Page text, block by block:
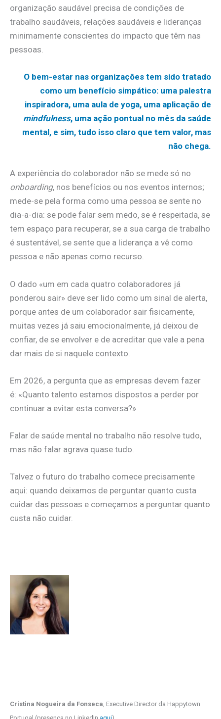
organização saudável precisa de condições de
trabalho saudáveis, relações saudáveis e lideranças
minimamente conscientes do impacto que têm nas
pessoas.
O bem-estar nas organizações tem sido tratado
como um benefício simpático: uma palestra
inspiradora, uma aula de yoga, uma aplicação de
mindfulness, uma ação pontual no mês da saúde
mental, e sim, tudo isso claro que tem valor, mas
não chega.
A experiência do colaborador não se mede só no
onboarding, nos benefícios ou nos eventos internos;
mede-se pela forma como uma pessoa se sente no
dia-a-dia: se pode falar sem medo, se é respeitada, se
tem espaço para recuperar, se a sua carga de trabalho
é sustentável, se sente que a liderança a vê como
pessoa e não apenas como recurso.
O dado «um em cada quatro colaboradores já
ponderou sair» deve ser lido como um sinal de alerta,
porque antes de um colaborador sair fisicamente,
muitas vezes já saiu emocionalmente, já deixou de
confiar, de se envolver e de acreditar que vale a pena
dar mais de si naquele contexto.
Em 2026, a pergunta que as empresas devem fazer
é: «Quanto talento estamos dispostos a perder por
continuar a evitar esta conversa?»
Falar de saúde mental no trabalho não resolve tudo,
mas não falar agrava quase tudo.
Talvez o futuro do trabalho comece precisamente
aqui: quando deixamos de perguntar quanto custa
cuidar das pessoas e começamos a perguntar quanto
custa não cuidar.
Cristina Nogueira da Fonseca, Executive Director da Happytown